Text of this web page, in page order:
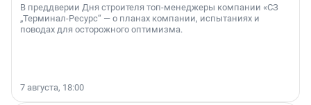
В преддверии Дня строителя топ-менеджеры компании «СЗ
„Терминал-Ресурс“ — о планах компании, испытаниях и
поводах для осторожного оптимизма.
7 августа, 18:00